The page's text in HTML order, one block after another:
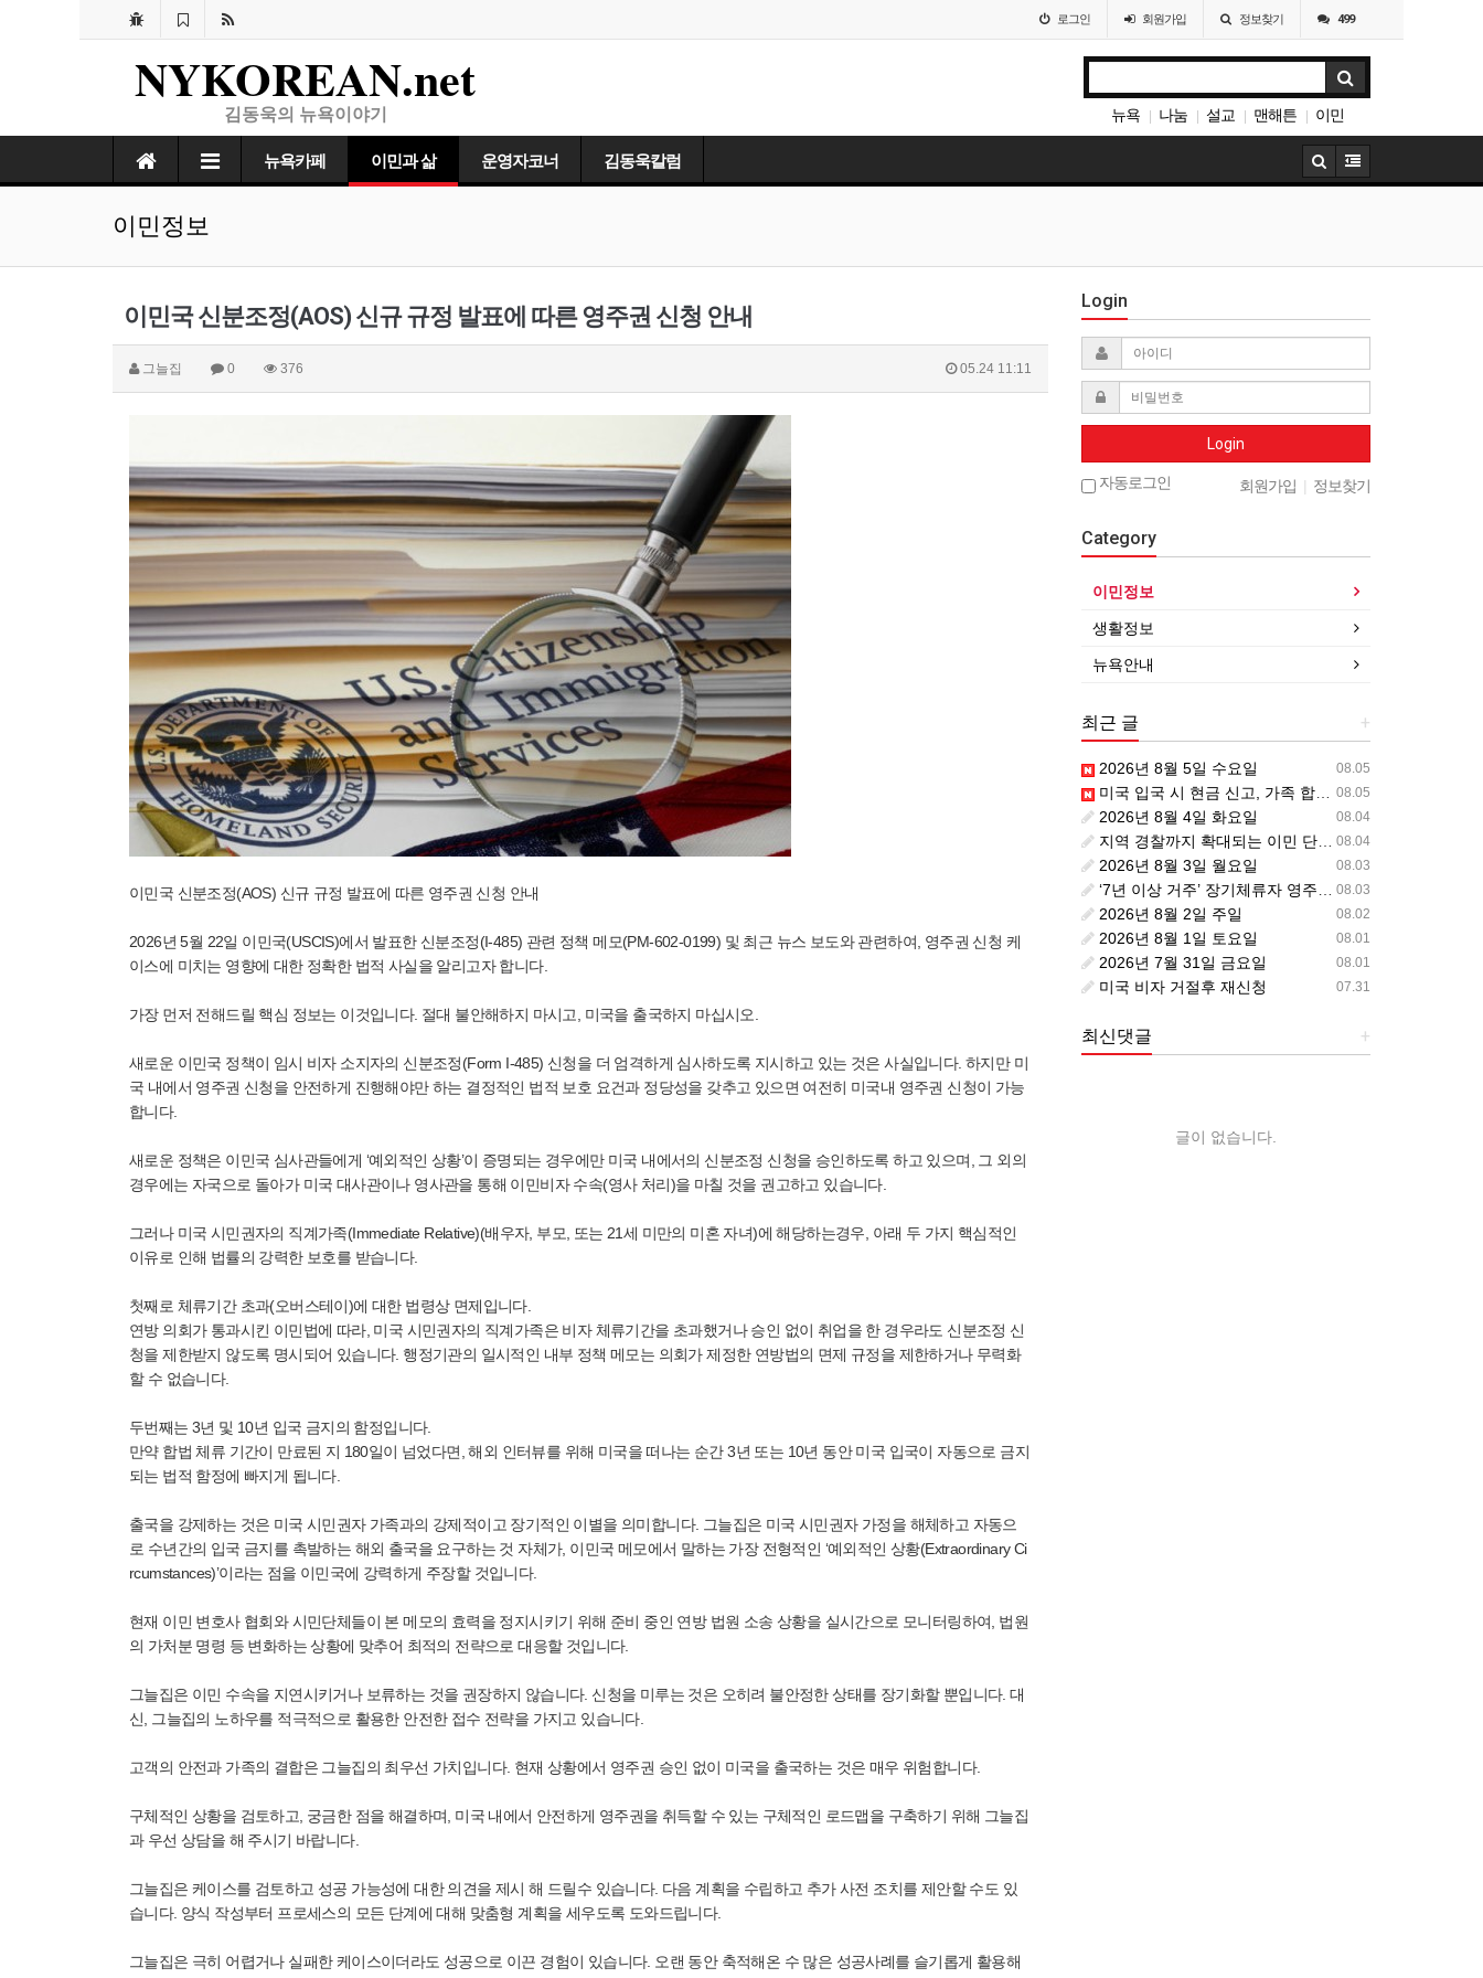
로그인 회원가입 정보찾기 499
NYKOREAN.net
김동욱의 뉴욕이야기 뉴욕 나눔 설교 맨해튼 이민
사랑방
뉴욕카페 이민과 삶 운영자코너 김동욱칼럼
이민정보
이민국 신분조정(AOS) 신규 규정 발표에 따른 영주권 신청 안내
그늘집 0 376 05.24 11:11
이민국 신분조정(AOS) 신규 규정 발표에 따른 영주권 신청 안내
2026년 5월 22일 이민국(USCIS)에서 발표한 신분조정(I-485) 관련 정책 메모(PM-602-0199) 및 최근 뉴스 보도와 관련하여, 영주권 신청 케
이스에 미치는 영향에 대한 정확한 법적 사실을 알리고자 합니다.
가장 먼저 전해드릴 핵심 정보는 이것입니다. 절대 불안해하지 마시고, 미국을 출국하지 마십시오.
새로운 이민국 정책이 임시 비자 소지자의 신분조정(Form I-485) 신청을 더 엄격하게 심사하도록 지시하고 있는 것은 사실입니다. 하지만 미
국 내에서 영주권 신청을 안전하게 진행해야만 하는 결정적인 법적 보호 요건과 정당성을 갖추고 있으면 여전히 미국내 영주권 신청이 가능
합니다.
새로운 정책은 이민국 심사관들에게 ‘예외적인 상황’이 증명되는 경우에만 미국 내에서의 신분조정 신청을 승인하도록 하고 있으며, 그 외의
경우에는 자국으로 돌아가 미국 대사관이나 영사관을 통해 이민비자 수속(영사 처리)을 마칠 것을 권고하고 있습니다.
그러나 미국 시민권자의 직계가족(Immediate Relative)(배우자, 부모, 또는 21세 미만의 미혼 자녀)에 해당하는경우, 아래 두 가지 핵심적인
이유로 인해 법률의 강력한 보호를 받습니다.
첫째로 체류기간 초과(오버스테이)에 대한 법령상 면제입니다.
연방 의회가 통과시킨 이민법에 따라, 미국 시민권자의 직계가족은 비자 체류기간을 초과했거나 승인 없이 취업을 한 경우라도 신분조정 신
청을 제한받지 않도록 명시되어 있습니다. 행정기관의 일시적인 내부 정책 메모는 의회가 제정한 연방법의 면제 규정을 제한하거나 무력화
할 수 없습니다.
두번째는 3년 및 10년 입국 금지의 함정입니다.
만약 합법 체류 기간이 만료된 지 180일이 넘었다면, 해외 인터뷰를 위해 미국을 떠나는 순간 3년 또는 10년 동안 미국 입국이 자동으로 금지
되는 법적 함정에 빠지게 됩니다.
출국을 강제하는 것은 미국 시민권자 가족과의 강제적이고 장기적인 이별을 의미합니다. 그늘집은 미국 시민권자 가정을 해체하고 자동으
로 수년간의 입국 금지를 촉발하는 해외 출국을 요구하는 것 자체가, 이민국 메모에서 말하는 가장 전형적인 ‘예외적인 상황(Extraordinary Ci
rcumstances)’이라는 점을 이민국에 강력하게 주장할 것입니다.
현재 이민 변호사 협회와 시민단체들이 본 메모의 효력을 정지시키기 위해 준비 중인 연방 법원 소송 상황을 실시간으로 모니터링하여, 법원
의 가처분 명령 등 변화하는 상황에 맞추어 최적의 전략으로 대응할 것입니다.
그늘집은 이민 수속을 지연시키거나 보류하는 것을 권장하지 않습니다. 신청을 미루는 것은 오히려 불안정한 상태를 장기화할 뿐입니다. 대
신, 그늘집의 노하우를 적극적으로 활용한 안전한 접수 전략을 가지고 있습니다.
고객의 안전과 가족의 결합은 그늘집의 최우선 가치입니다. 현재 상황에서 영주권 승인 없이 미국을 출국하는 것은 매우 위험합니다.
구체적인 상황을 검토하고, 궁금한 점을 해결하며, 미국 내에서 안전하게 영주권을 취득할 수 있는 구체적인 로드맵을 구축하기 위해 그늘집
과 우선 상담을 해 주시기 바랍니다.
그늘집은 케이스를 검토하고 성공 가능성에 대한 의견을 제시 해 드릴수 있습니다. 다음 계획을 수립하고 추가 사전 조치를 제안할 수도 있
습니다. 양식 작성부터 프로세스의 모든 단계에 대해 맞춤형 계획을 세우도록 도와드립니다.
그늘집은 극히 어렵거나 실패한 케이스이더라도 성공으로 이끈 경험이 있습니다. 오랜 동안 축적해온 수 많은 성공사례를 슬기롭게 활용해
Login
Login
자동로그인 회원가입 | 정보찾기
Category
이민정보
생활정보
뉴욕안내
+
최근 글
08.05
2026년 8월 5일 수요일
08.05
미국 입국 시 현금 신고, 가족 합산 1만 달러가 기준입니다.
08.04
2026년 8월 4일 화요일
08.04
지역 경찰까지 확대되는 이민 단속… 287(g) 프로그램의 대대적 확장
08.03
2026년 8월 3일 월요일
08.03
‘7년 이상 거주’ 장기체류자 영주권 법안 재추진… 현실화될 수 있을까?
08.02
2026년 8월 2일 주일
08.01
2026년 8월 1일 토요일
08.01
2026년 7월 31일 금요일
07.31
미국 비자 거절후 재신청
+
최신댓글
글이 없습니다.